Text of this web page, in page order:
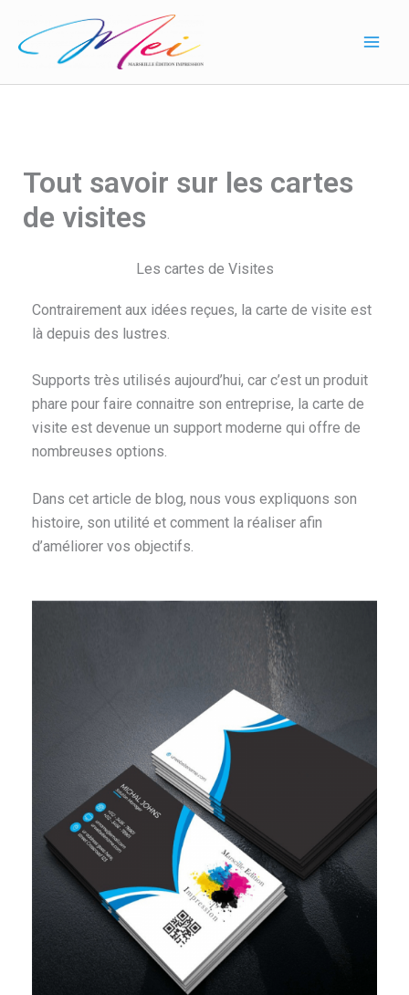
contenu
Tout savoir sur les cartes
de visites
Les cartes de Visites
Contrairement aux idées reçues, la carte de visite est
là depuis des lustres.
Supports très utilisés aujourd’hui, car c’est un produit
phare pour faire connaitre son entreprise, la carte de
visite est devenue un support moderne qui offre de
nombreuses options.
Dans cet article de blog, nous vous expliquons son
histoire, son utilité et comment la réaliser afin
d’améliorer vos objectifs.